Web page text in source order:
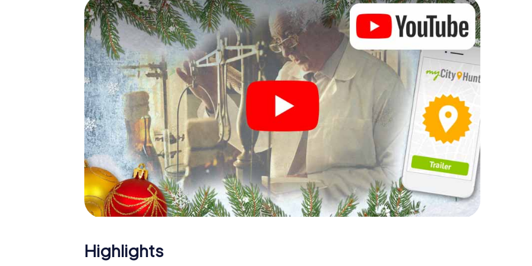
Eine spannende Option für Ihre Weihnachtsfeier in
Coutances
Das myCityHunt X-Mas Adventure eignet sich auch hervorragend als Programmpunkt Ihrer
Weihnachtsfeier in Coutances: So kann eine interaktive Schnitzeljagd das gastronomische
Programm Ihrer Weihnachtsfeier in Coutances ergänzen. Und auch ein Ausflug zum
Weihnachtsmarkt von Coutances wird mit dem X-Mas Adventure zu einem Highlight. Schließlich
bietet die Smartphone Schnitzeljagd alles was man von einer perfekten Weihnachtsfeier in
Coutances erwartet: Spaß, Teambuilding und eine stimmungsvolle Weihnachtsthematik.
Gönnen Sie Ihren Kollegen also einen unvergesslichen Ausklang des Jahres und planen Sie
unser X-Mas Adventure als Programmpunkt Ihrer Weihnachtsfeier in Coutances ein!
Highlights